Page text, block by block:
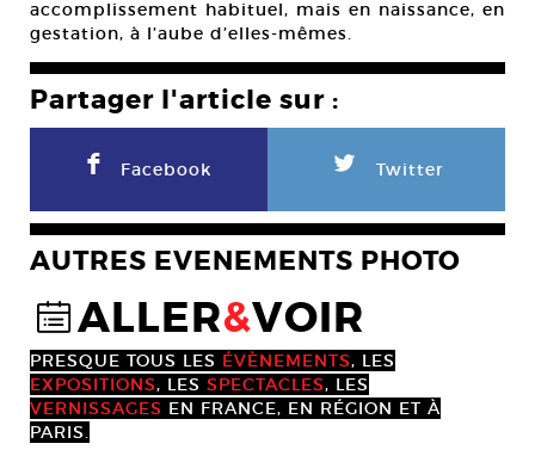
accomplissement habituel, mais en naissance, en
gestation, à l’aube d’elles-mêmes.
Partager l'article sur :
F Facebook L Twitter
AUTRES EVENEMENTS PHOTO
@ALLER&VOIR
PRESQUE TOUS LES ÉVÈNEMENTS, LES
EXPOSITIONS, LES SPECTACLES, LES
VERNISSAGES EN FRANCE, EN RÉGION ET À
PARIS.